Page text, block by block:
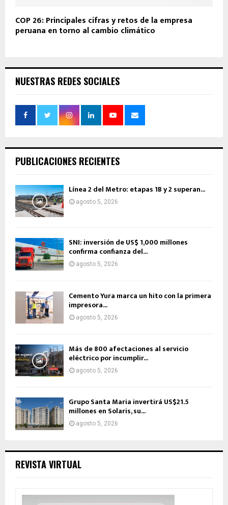
COP 26: Principales cifras y retos de la empresa
peruana en torno al cambio climático
NUESTRAS REDES SOCIALES
PUBLICACIONES RECIENTES
Línea 2 del Metro: etapas 1B y 2 superan...
agosto 5, 2026
SNI: inversión de US$ 1,000 millones
confirma confianza del...
agosto 5, 2026
Cemento Yura marca un hito con la primera
impresora...
agosto 5, 2026
Más de 800 afectaciones al servicio
eléctrico por incumplir...
agosto 5, 2026
Grupo Santa Maria invertirá US$21.5
millones en Solaris, su...
agosto 5, 2026
REVISTA VIRTUAL